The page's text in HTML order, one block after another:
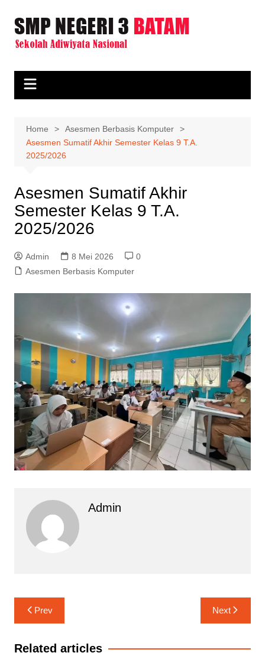
content
Home
Asesmen Berbasis Komputer
Asesmen Sumatif Akhir Semester Kelas 9 T.A.
2025/2026
Asesmen Sumatif Akhir
Semester Kelas 9 T.A.
2025/2026
Admin 8 Mei 2026
0
Asesmen Berbasis Komputer
Admin
Navigasi
pos
Prev Next
Related articles